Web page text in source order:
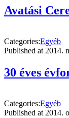
Avatási
Categories:Egyéb
Published at 2014.
30 éves
Categories:Egyéb
Published at 2014.